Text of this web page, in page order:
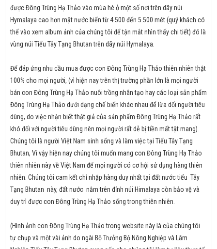
được Đông Trùng Hạ Thảo vào mùa hè ở một số nơi trên dãy núi
Hymalaya cao hơn mặt nước biển từ 4.500 đến 5.500 mét (quý khách có
thể vào xem album ảnh của chúng tôi để tận mắt nhìn thấy chi tiết) đó là
vùng núi Tiểu Tây Tạng Bhutan trên dãy núi Hymalaya.
Để đáp ứng nhu cầu mua được con Đông Trùng Hạ Thảo thiên nhiên thật
100% cho mọi người, (vì hiện nay trên thị trường phần lớn là mọi người
bán con Đông Trùng Hạ Thảo nuôi trồng nhân tạo hay các loại sản phẩm
Đông Trùng Hạ Thảo dưới dạng chế biến khác nhau để lừa dối người tiêu
dùng, do việc nhận biết thật giả của sản phẩm Đông Trùng Hạ Thảo rất
khó đối với người tiêu dùng nên mọi người rất dễ bị tiền mất tật mang).
Chúng tôi là người Việt Nam sinh sống và làm việc tại Tiểu Tây Tạng
Bhutan, Vì vậy hiện nay chúng tôi muốn mang con Đông Trùng Hạ Thảo
thiên nhiên này về Việt Nam để mọi người có cơ hội sử dụng hàng thiên
nhiên. Chúng tôi cam kết chỉ nhập hàng duy nhất tại đất nước tiểu Tây
Tạng Bhutan này, đất nước nằm trên đỉnh núi Himalaya còn bảo vệ và
duy trì được con Đông Trùng Hạ Thảo sống trong thiên nhiên.
(Hình ảnh con Đông Trùng Hạ Thảo trong website này là của chúng tôi
tự chụp và một vài ảnh do ngài Bộ Trưởng Bộ Nông Nghiệp và Lâm